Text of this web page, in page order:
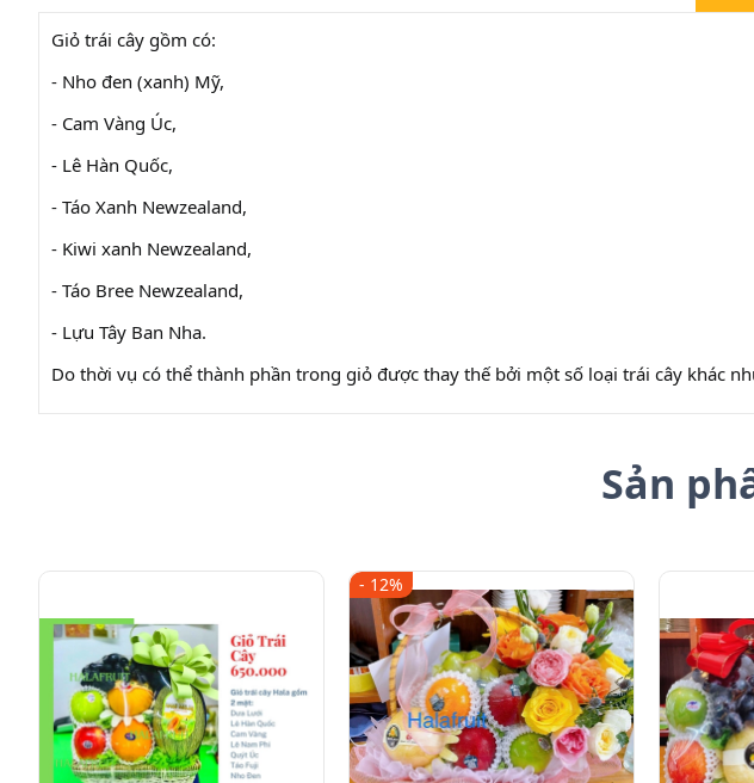
Giỏ trái cây gồm có:
- Nho đen (xanh) Mỹ,
- Cam Vàng Úc,
- Lê Hàn Quốc,
- Táo Xanh Newzealand,
- Kiwi xanh Newzealand,
- Táo Bree Newzealand,
- Lựu Tây Ban Nha.
Do thời vụ có thể thành phần trong giỏ được thay thế bởi một số loại trái cây khác
Sản
- 12%